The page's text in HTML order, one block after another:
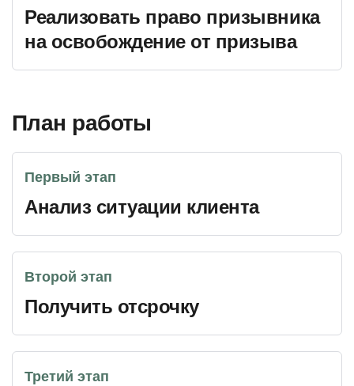
Реализовать право призывника
на освобождение от призыва
План работы
Первый этап
Анализ ситуации клиента
Второй этап
Получить отсрочку
Третий этап